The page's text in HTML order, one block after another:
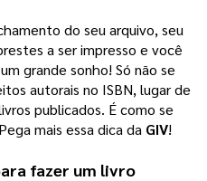
a ser impresso e você
grande sonho! Só não se
autorais no ISBN, lugar de
publicados. É como se
mais essa dica da GIV!
fazer um livro